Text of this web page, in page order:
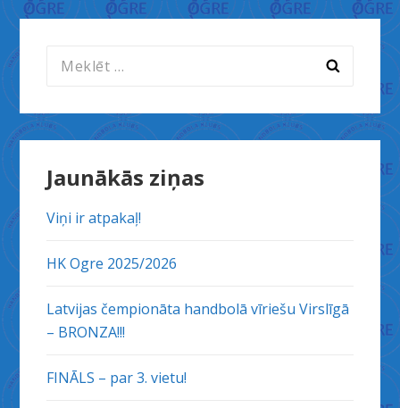
Meklēt:
Jaunākās ziņas
Viņi ir atpakaļ!
HK Ogre 2025/2026
Latvijas čempionāta handbolā vīriešu Virslīgā
– BRONZA!!!
FINĀLS – par 3. vietu!